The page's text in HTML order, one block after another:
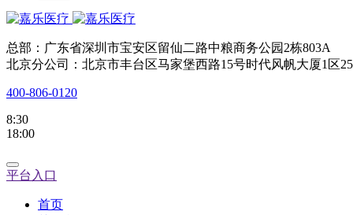
总部：广东省深圳市宝安区留仙二路中粮商务公园2栋803A
北京分公司：北京市丰台区马家堡西路15号时代风帆大厦1区
400-806-0120
8:30
18:00
平台入口
首页